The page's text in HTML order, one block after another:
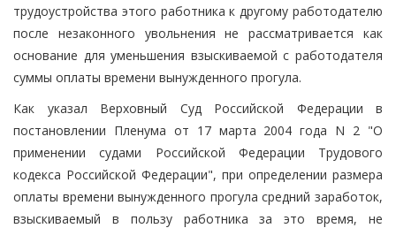
трудоустройства этого работника к другому работодателю
после незаконного увольнения не рассматривается как
основание для уменьшения взыскиваемой с работодателя
суммы оплаты времени вынужденного прогула.
Как указал Верховный Суд Российской Федерации в
постановлении Пленума от 17 марта 2004 года N 2 "О
применении судами Российской Федерации Трудового
кодекса Российской Федерации", при определении размера
оплаты времени вынужденного прогула средний заработок,
взыскиваемый в пользу работника за это время, не